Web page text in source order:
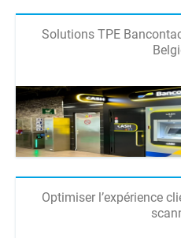
Solutions TPE
Optimiser l’expérience